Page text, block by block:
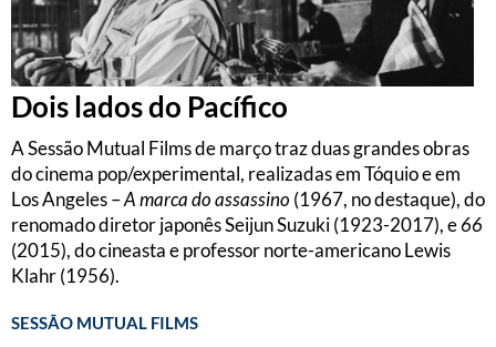
Dois lados do Pacífico
A Sessão Mutual Films de março traz duas grandes obras
do cinema pop/experimental, realizadas em Tóquio e em
Los Angeles –A marca do assassino (1967, no destaque), do
renomado diretor japonês Seijun Suzuki (1923-2017), e66
(2015), do cineasta e professor norte-americano Lewis
Klahr (1956).
SESSÃO MUTUAL FILMS